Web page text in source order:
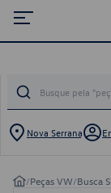
Nova Serrana
/Peças VW/Busca